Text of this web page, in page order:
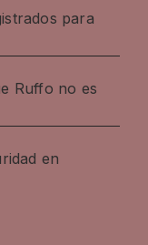
para
Ruffo no es
en